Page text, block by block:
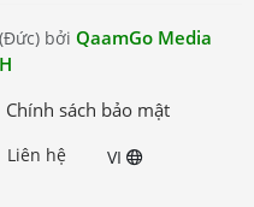
bởi QaamGo Media
Chính sách bảo mật
Liên hệ VI